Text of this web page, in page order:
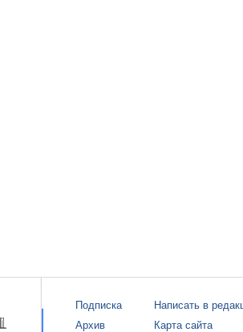
Подписка
Архив
Написать в
Карта сайта